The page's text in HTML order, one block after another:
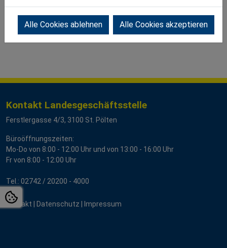
Kontakt Landesgeschäftsstelle
Ferstlergasse 4/3, 3100 St. Pölten
Büroöffnungszeiten:
Mo-Do von 8:00 - 12:00 Uhr und von 13:00 - 16:00 Uhr
Fr von 8:00 - 12:00 Uhr
Tel.: 02742 / 20200 - 4000
Kontakt Datenschutz Impressum
Alle Cookies ablehnen Alle Cookies akzeptieren